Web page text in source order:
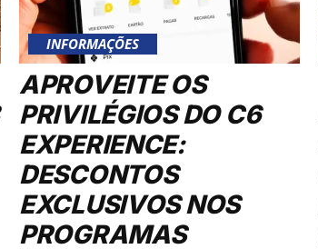
INFORMAÇÕES
APROVEITE OS
PRIVILÉGIOS DO C6
EXPERIENCE:
DESCONTOS
EXCLUSIVOS NOS
PROGRAMAS